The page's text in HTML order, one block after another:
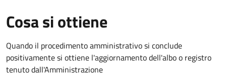
Cosa si ottiene
Quando il procedimento amministrativo si conclude
positivamente si ottiene l'aggiornamento dell'albo o registro
tenuto dall'Amministrazione